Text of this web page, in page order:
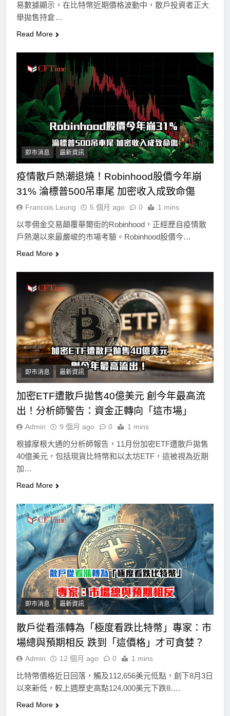
易數據顯示，在比特幣近期價格波動中，散戶投資者正大
舉拋售持倉…
Read More
即市消息 最新資訊
疫情散戶熱潮退燒！Robinhood股價今年崩
31% 淪標普500吊車尾 加密收入成致命傷
Francois Leung 5 個月 ago 0 1 mins
以零佣金交易顛覆華爾街的Robinhood，正經歷自疫情散
戶熱潮以來最嚴峻的市場考驗。Robinhood股價今…
Read More
即市消息 最新資訊
加密ETF遭散戶拋售40億美元 創今年最高流
出！分析師警告：資金正轉向「這市場」
Admin 9 個月 ago 0 1 mins
根據摩根大通的分析師報告，11月份加密ETF遭散戶拋售
40億美元，包括現貨比特幣和以太坊ETF，這被視為近期
加…
Read More
即市消息 最新資訊
散戶從看漲轉為「極度看跌比特幣」專家：市
場總與預期相反 跌到「這價格」才可貪婪？
Admin 12 個月 ago 0 1 mins
比特幣價格近日回落，觸及112,656美元低點，創下8月3日
以來新低，較上週歷史高點124,000美元下跌8….
Read More